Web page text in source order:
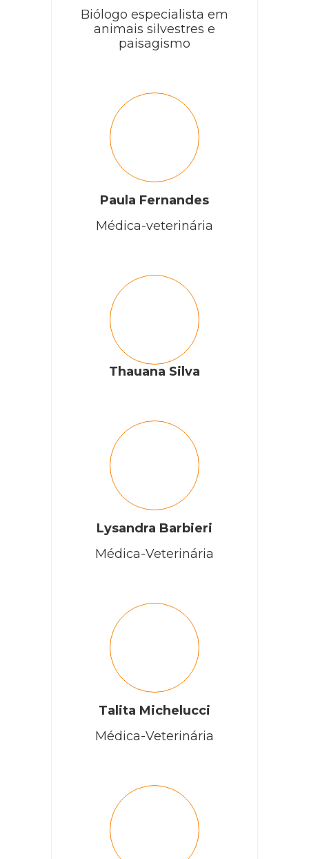
Biólogo especialista em
animais silvestres e
paisagismo
Paula Fernandes
Médica-veterinária
Thauana Silva
Lysandra Barbieri
Médica-Veterinária
Talita Michelucci
Médica-Veterinária